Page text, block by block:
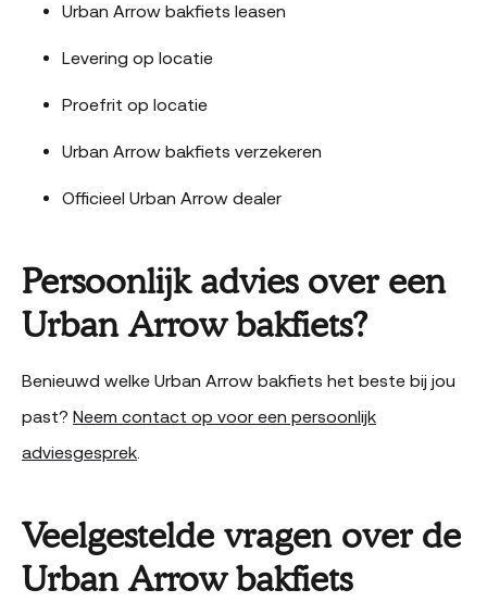
Urban Arrow bakfiets leasen
Levering op locatie
Proefrit op locatie
Urban Arrow bakfiets verzekeren
Officieel Urban Arrow dealer
Persoonlijk advies over een
Urban Arrow bakfiets?
Benieuwd welke Urban Arrow bakfiets het beste bij jou
past? Neem contact op voor een persoonlijk
adviesgesprek
Veelgestelde vragen over de
Urban Arrow bakfiets